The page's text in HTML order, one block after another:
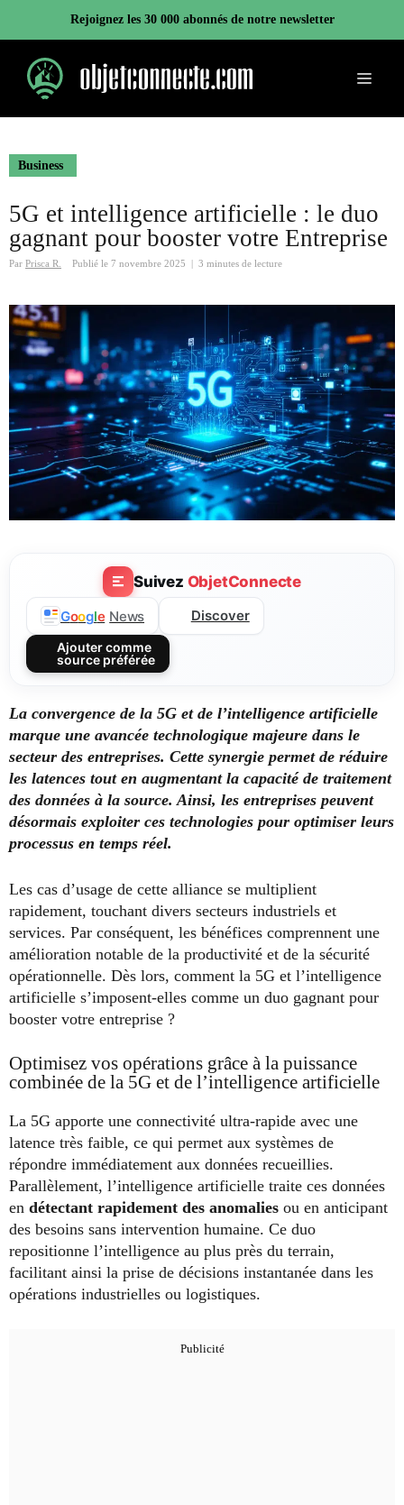
contenu
Rejoignez les 30 000 abonnés de notre newsletter
Menu
Business
5G et intelligence artificielle : le duo
gagnant pour booster votre Entreprise
Par Prisca R. Publié le 7 novembre 2025 3 minutes de lecture
Suivez ObjetConnecte
Google News Discover
Ajouter comme
source préférée
La convergence de la 5G et de l’intelligence artificielle
marque une avancée technologique majeure dans le
secteur des entreprises. Cette synergie permet de réduire
les latences tout en augmentant la capacité de traitement
des données à la source. Ainsi, les entreprises peuvent
désormais exploiter ces technologies pour optimiser leurs
processus en temps réel.
Les cas d’usage de cette alliance se multiplient
rapidement, touchant divers secteurs industriels et
services. Par conséquent, les bénéfices comprennent une
amélioration notable de la productivité et de la sécurité
opérationnelle. Dès lors, comment la 5G et l’intelligence
artificielle s’imposent-elles comme un duo gagnant pour
booster votre entreprise ?
Optimisez vos opérations grâce à la puissance
combinée de la 5G et de l’intelligence artificielle
La 5G apporte une connectivité ultra-rapide avec une
latence très faible, ce qui permet aux systèmes de
répondre immédiatement aux données recueillies.
Parallèlement, l’intelligence artificielle traite ces données
en détectant rapidement des anomalies ou en anticipant
des besoins sans intervention humaine. Ce duo
repositionne l’intelligence au plus près du terrain,
facilitant ainsi la prise de décisions instantanée dans les
opérations industrielles ou logistiques.